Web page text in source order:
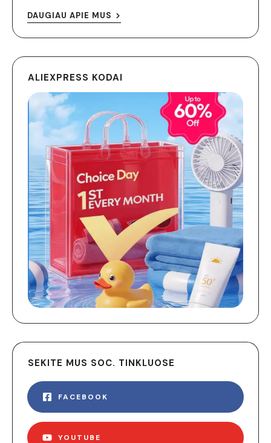
DAUGIAU APIE MUS
ALIEXPRESS KODAI
SEKITE MUS SOC. TINKLUOSE
FACEBOOK
YOUTUBE